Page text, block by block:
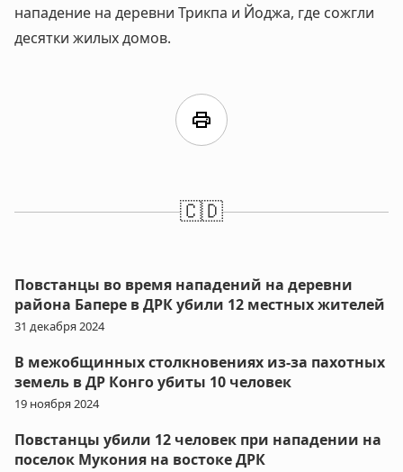
нападение на деревни Трикпа и Йоджа, где сожгли
десятки жилых домов.
print
🇨🇩
Повстанцы во время нападений на деревни
района Бапере в ДРК убили 12 местных жителей
31 декабря 2024
В межобщинных столкновениях из-за пахотных
земель в ДР Конго убиты 10 человек
19 ноября 2024
Повстанцы убили 12 человек при нападении на
поселок Мукония на востоке ДРК